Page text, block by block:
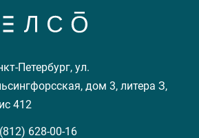
Петербург, ул.
дом 3, литера З,
412
628-00-16